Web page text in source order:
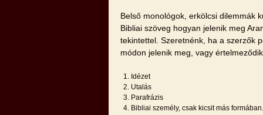
Belső monológok, erkölcsi dilemmák
Bibliai szöveg hogyan jelenik meg
tekintettel. Szeretnénk, ha a szerzők
módon jelenik meg, vagy
Idézet
Utalás
Parafrázis
Bibliai személy, csak kicsit más formában.